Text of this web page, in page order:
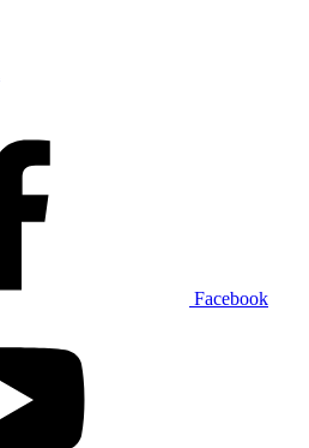
Facebook